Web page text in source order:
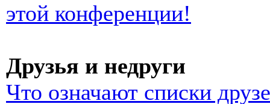
этой конференции!
Друзья и недруги
Что означают списки